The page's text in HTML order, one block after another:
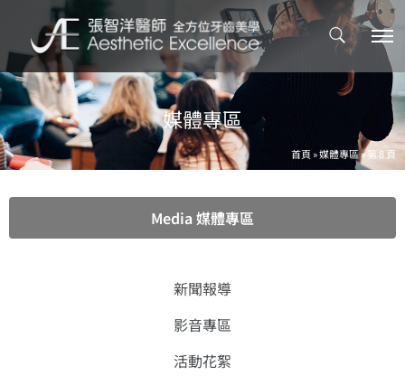
媒體專區
首頁»媒體專區»第 8 頁
Media 媒體專區
新聞報導
影音專區
活動花絮